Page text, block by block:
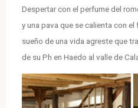
Despertar con el perfume del
y una pava que se calienta con
sueño de una vida agreste que
de su Ph en Haedo al valle de